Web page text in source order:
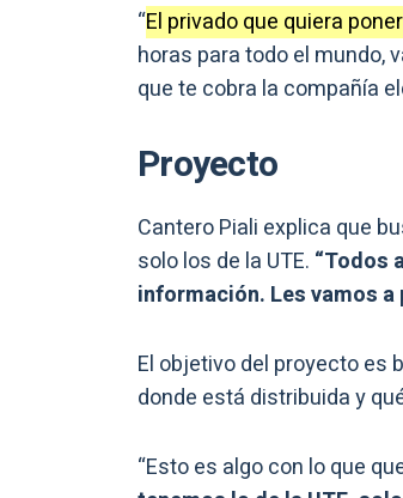
“El privado que quiera
horas para todo el mundo,
que te cobra la compañía
Proyecto
Cantero Piali explica que
solo los de la UTE. “Todos
información. Les vamos
El objetivo del proyecto es
donde está distribuida y
“Esto es algo con lo que